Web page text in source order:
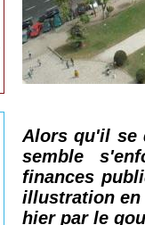
Alors qu'il se
semble
finances
illustration en
hier par le